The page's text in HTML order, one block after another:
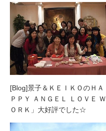
[Blog]景子＆ＫＥＩＫＯのＨＡ
ＰＰＹ ＡＮＧＥＬ ＬＯＶＥ Ｗ
ＯＲＫ」大好評でした☆